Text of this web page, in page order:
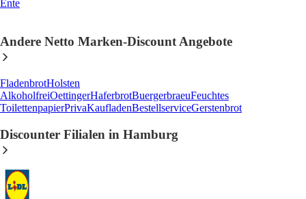
Ente
Andere Netto Marken-Discount Angebote
FladenbrotHolsten
AlkoholfreiOettingerHaferbrotBuergerbraeuFeuchtes
ToilettenpapierPrivaKaufladenBestellserviceGerstenbrot
Discounter Filialen in Hamburg